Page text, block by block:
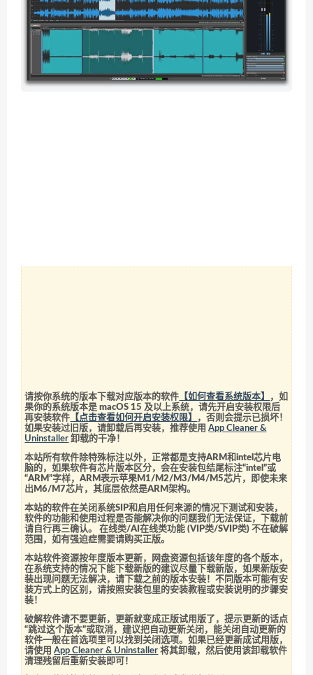
请按你系统的版本下载对应版本的软件 【如何查看系统版本】
，如
果你的系统版本是 macOS 15 及以上系统，请先开启安装权限后
再安装软件 【点击查看如何开启安装权限】
，否则会提示已损坏！
如果安装过旧版，请卸载后再安装，推荐使用App Cleaner &
Uninstaller 卸载的干净！
本站所有软件除特殊标注以外，正常都是支持ARM和intel芯片电
脑的，如果软件有芯片版本区分，会在安装包结尾标注“intel”或
“ARM”字样，ARM表示苹果M1/M2/M3/M4/M5芯片，即使未来
出M6/M7芯片，其底层依然是ARM架构。
本站的软件在关闭系统SIP和启用任何来源的情况下测试和安装，
软件的功能和使用过程是否能解决你的问题我们无法保证，下载前
请自行再三确认。 在线类/AI在线类功能 (VIP类/SVIP类) 不在破解
范围，如有强迫症需要请购买正版。
本站软件资源按年度版本更新，网盘资源包括该年度的各个版本，
在系统支持的情况下能下载新版的建议尽量下载新版，如果新版安
装出现问题无法解决，请下载之前的版本安装！不同版本可能有安
装方式上的区别，请按照安装包里的安装教程或安装说明的步骤安
装！
破解软件请不要更新，更新就变成正版试用版了，提示更新的话点
“跳过这个版本”或取消，建议把自动更新关闭，能关闭自动更新的
软件一般在首选项里可以找到关闭选项。如果已经更新成试用版，
请使用App Cleaner & Uninstaller 将其卸载，然后使用该卸载软件
清理残留后重新安装即可！